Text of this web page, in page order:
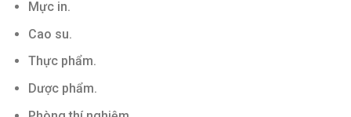
Mực in.
Cao su.
Thực phẩm.
Dược phẩm.